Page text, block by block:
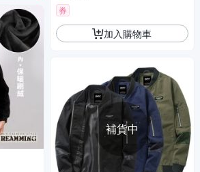
券
加入購物車
補貨中